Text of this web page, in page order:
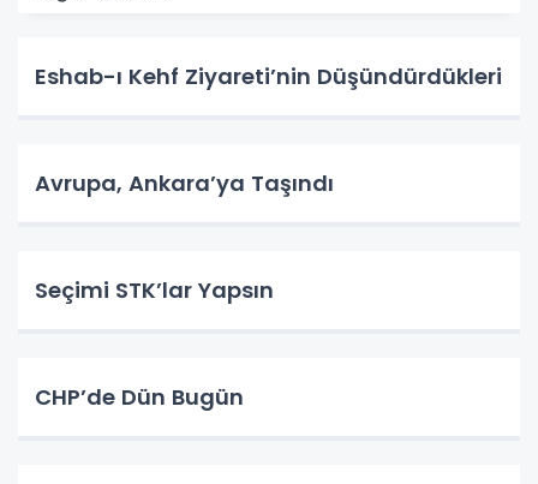
Eshab-ı Kehf Ziyareti’nin Düşündürdükleri
Avrupa, Ankara’ya Taşındı
Seçimi STK’lar Yapsın
CHP’de Dün Bugün